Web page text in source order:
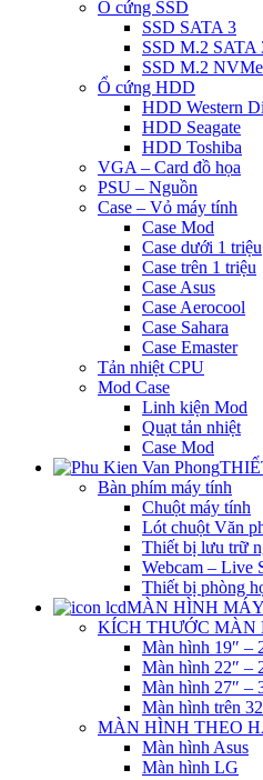
Ổ cứng SSD
SSD SATA 3
SSD M.2 SATA
SSD M.2
Ổ cứng HDD
HDD Western
HDD Seagate
HDD Toshiba
VGA – Card đồ họa
PSU – Nguồn
Case – Vỏ máy tính
Case Mod
Case dưới 1 triệu
Case trên 1 triệu
Case Asus
Case Aerocool
Case Sahara
Case Emaster
Tản nhiệt CPU
Mod Case
Linh kiện Mod
Quạt tản nhiệt
Case Mod
Bàn phím máy tính
Chuột máy tính
Lót chuột Văn
Thiết bị lưu trữ
Webcam – Live
Thiết bị phòng
MÀN HÌNH
KÍCH THƯỚC MÀN
Màn hình 19″ –
Màn hình 22″ –
Màn hình 27″ –
Màn hình trên
MÀN HÌNH THEO
Màn hình Asus
Màn hình LG